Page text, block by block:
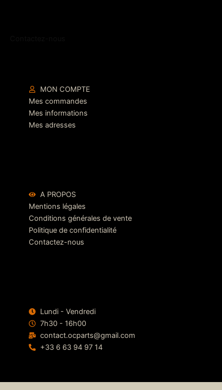
MON COMPTE
Mes commandes
Mes informations
Mes adresses
A PROPOS
Mentions légales
Conditions générales de vente
Politique de confidentialité
Contactez-nous
Lundi - Vendredi
7h30 - 16h00
contact.ocparts@gmail.com
+33 6 63 94 97 14